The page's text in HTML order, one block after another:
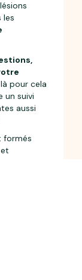
les
pour cela
un suivi
aussi
formés